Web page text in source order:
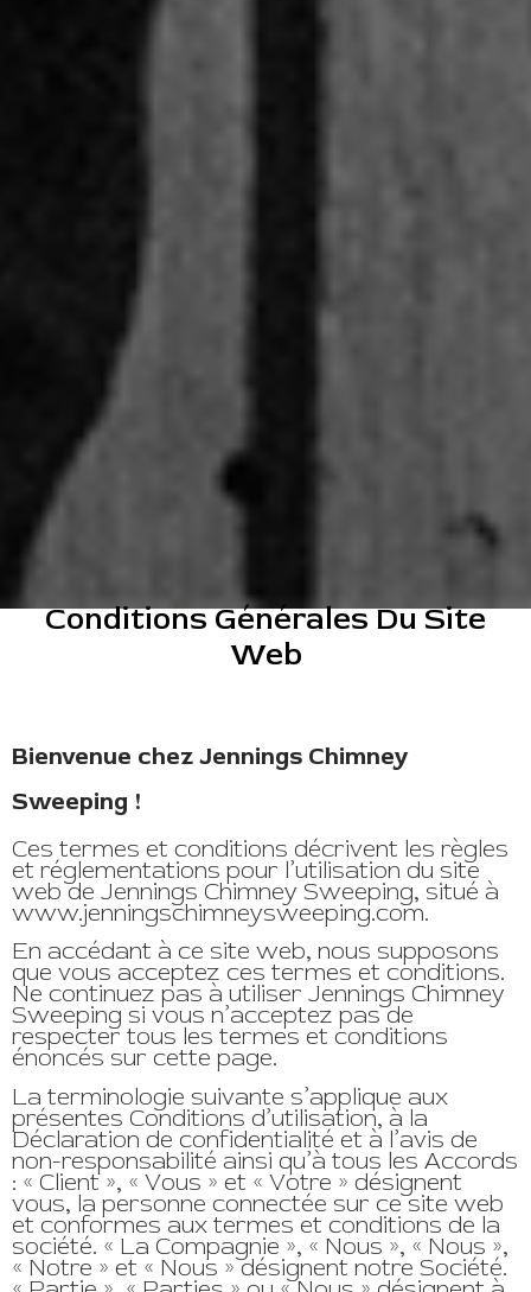
Conditions Générales Du Site
Web
Bienvenue chez Jennings Chimney
Sweeping !
Ces termes et conditions décrivent les règles
et réglementations pour l’utilisation du site
web de Jennings Chimney Sweeping, situé à
www.jenningschimneysweeping.com.
En accédant à ce site web, nous supposons
que vous acceptez ces termes et conditions.
Ne continuez pas à utiliser Jennings Chimney
Sweeping si vous n’acceptez pas de
respecter tous les termes et conditions
énoncés sur cette page.
La terminologie suivante s’applique aux
présentes Conditions d’utilisation, à la
Déclaration de confidentialité et à l’avis de
non-responsabilité ainsi qu’à tous les Accords
: « Client », « Vous » et « Votre » désignent
vous, la personne connectée sur ce site web
et conformes aux termes et conditions de la
société. « La Compagnie », « Nous », « Nous »,
« Notre » et « Nous » désignent notre Société.